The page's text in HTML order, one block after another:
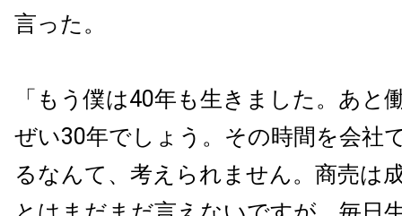
言った。
「もう僕は40年も生きました。あと
ぜい30年でしょう。その時間を会社
るなんて、考えられません。商売は